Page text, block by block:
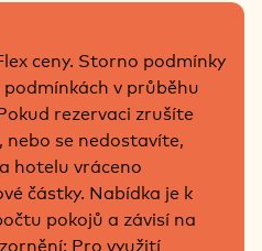
ceny. Storno podmínky
v průběhu
rezervaci zrušíte
nebo se nedostavíte,
hotelu vráceno
částky. Nabídka je k
pokojů a závisí na
Pro využití